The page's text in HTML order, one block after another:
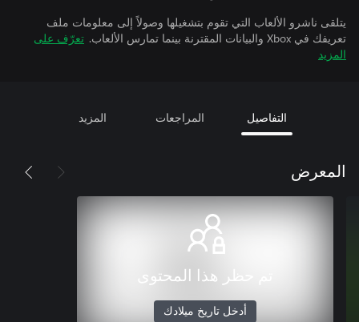
يتلقى ناشرو الألعاب التي تقوم بتشغيلها وصولاً إلى معلومات ملف
تعريفك في Xbox والبيانات المقترنة بينما تمارس الألعاب.
تعرّف على
المزيد
التفاصيل المراجعات المزيد
المعرض
تم حظر هذا المحتوى
أدخل تاريخ ميلادك